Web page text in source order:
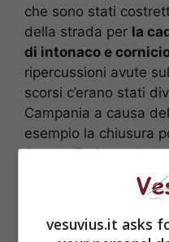
che sono stati
della strada per la
di intonaco e
ripercussioni avute
scorsi c’erano stati
Campania a causa
esempio la chiusura
Statale 7 bis per la
vesuvius.it asks